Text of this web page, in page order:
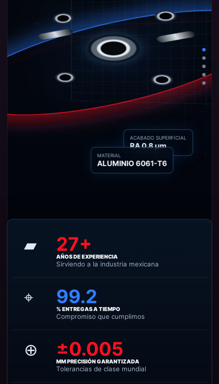
ACABADO SUPERFICIAL
RA 0.8 µm
MATERIAL
ALUMINIO 6061-T6
▰ 27+
AÑOS DE EXPERIENCIA
Sirviendo a la industria mexicana
⌖ 99.2
% ENTREGAS A TIEMPO
Compromiso que cumplimos
⊕ ±0.005
MM PRECISIÓN GARANTIZADA
Tolerancias de clase mundial